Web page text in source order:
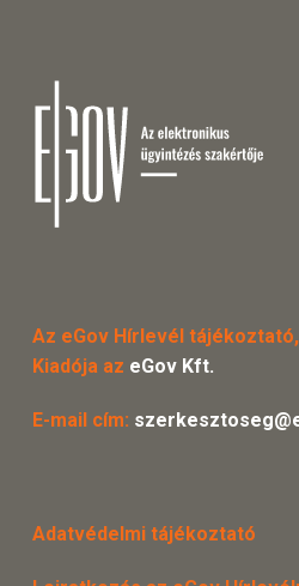
Az eGov Hírlevél
Kiadója az eGov Kft.
E-mail cím:
Adatvédelmi tájékoztató